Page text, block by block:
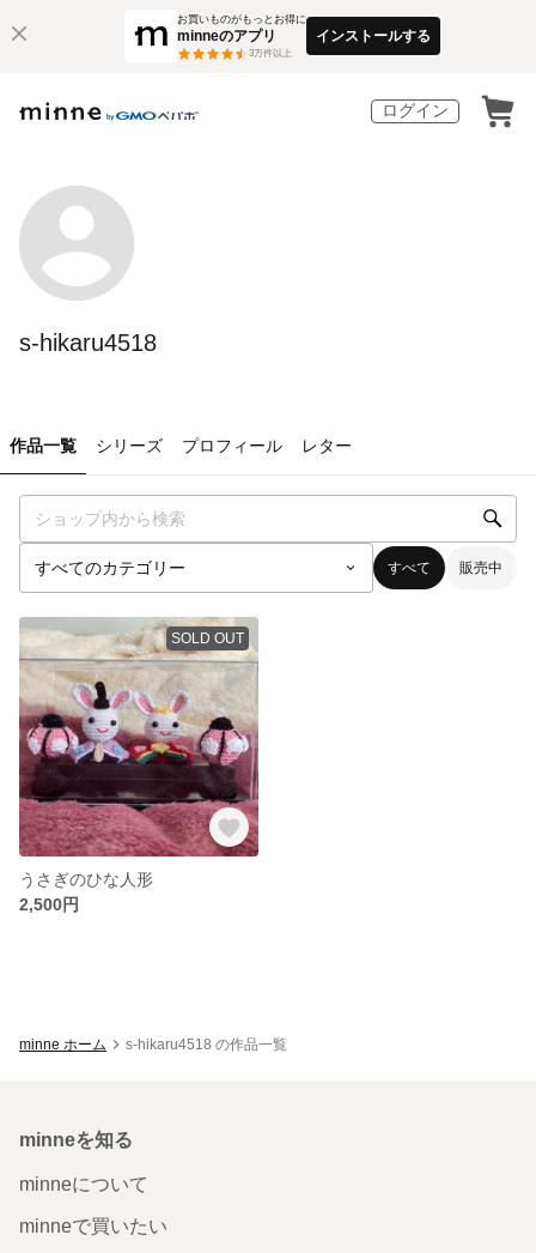
お買いものがもっとお得に
minneのアプリ
3万件以上
インストールする
ログイン
s-hikaru4518
作品一覧 シリーズ プロフィール レター
すべて 販売中
SOLD OUT
うさぎのひな人形
2,500円
minne ホーム s-hikaru4518 の作品一覧
minneを知る
minneについて
minneで買いたい